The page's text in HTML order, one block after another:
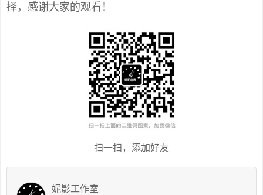
择，感谢大家的观看！
扫一扫，添加好友
妮影工作室